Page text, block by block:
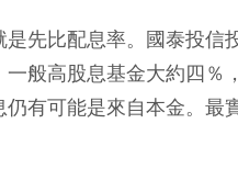
先比配息率。國泰投信
般高股息基金大約四％
有可能是來自本金。最